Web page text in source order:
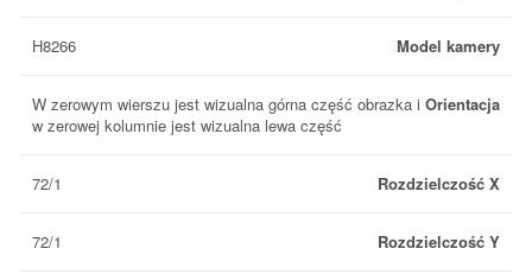
Model kamery
H8266
Orientacja
W zerowym wierszu jest wizualna górna część obrazka i
w zerowej kolumnie jest wizualna lewa część
Rozdzielczość X
72/1
Rozdzielczość Y
72/1